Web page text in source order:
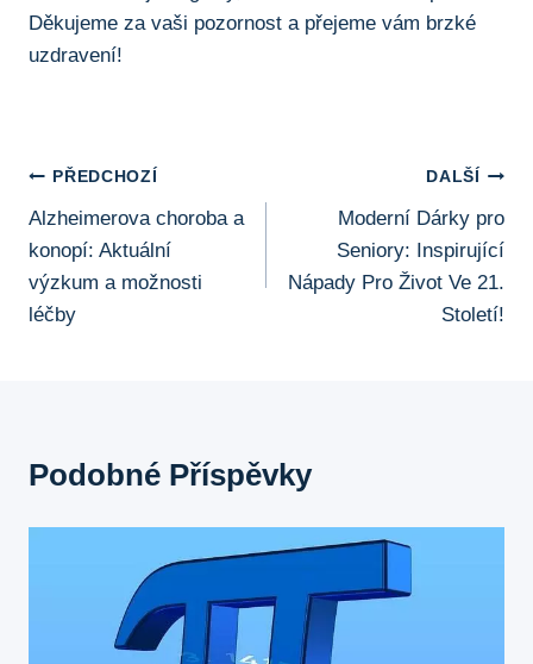
Děkujeme za vaši pozornost a přejeme vám brzké
uzdravení!
Navigace
Pro
Příspěvek
PŘEDCHOZÍ
Alzheimerova choroba a
konopí: Aktuální
výzkum a možnosti
léčby
DALŠÍ
Moderní Dárky pro
Seniory: Inspirující
Nápady Pro Život Ve 21.
Století!
Podobné Příspěvky